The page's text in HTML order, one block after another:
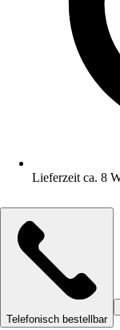
Lieferzeit ca. 8
Telefonisch bestellbar